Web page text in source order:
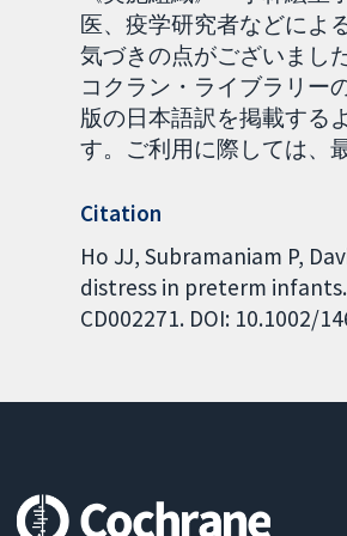
医、疫学研究者などによ
気づきの点がございまし
コクラン・ライブラリー
版の日本語訳を掲載する
す。ご利用に際しては、
Citation
Ho JJ, Subramaniam P,
distress in preterm
CD002271. DOI: 10.1002/